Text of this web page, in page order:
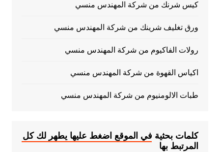
كيس شرنك من شركة المهندس منسي
ورق تغليف شرينك من شركة المهندس منسي
رولات الفاكيوم من شركة المهندس منسي
اكياس القهوة من شركة المهندس منسي
طبات الالومنيوم من شركة المهندس منسي
كلمات بحثية في الموقع اضغط عليها يطهر لك كل
المرتبط بها